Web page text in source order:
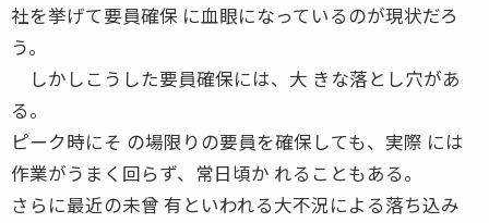
社を挙げて要員確保 に血眼になっているのが現状だろ
う。
しかしこうした要員確保には、大 きな落とし穴があ
る。
ピーク時にそ の場限りの要員を確保しても、実際 には
作業がうまく回らず、常日頃か れることもある。
さらに最近の未曾 有といわれる大不況による落ち込み